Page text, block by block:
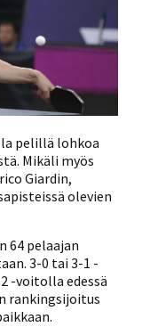
pelillä lohkoa
Mikäli myös
Giardin,
olevien
64 pelaajan
3-0 tai 3-1 -
-voitolla edessä
rankingsijoitus